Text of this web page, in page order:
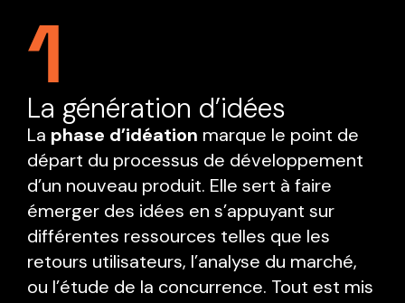
1
La génération d’idées
La phase d’idéation marque le point de
départ du processus de développement
d’un nouveau produit. Elle sert à faire
émerger des idées en s’appuyant sur
différentes ressources telles que les
retours utilisateurs, l’analyse du marché,
ou l’étude de la concurrence. Tout est mis